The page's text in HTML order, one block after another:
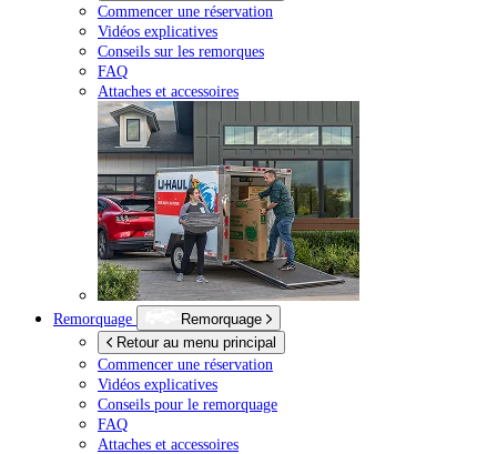
Commencer une réservation
Vidéos explicatives
Conseils sur les remorques
FAQ
Attaches et accessoires
Remorquage
Remorquage
Retour au menu principal
Commencer une réservation
Vidéos explicatives
Conseils pour le remorquage
FAQ
Attaches et accessoires